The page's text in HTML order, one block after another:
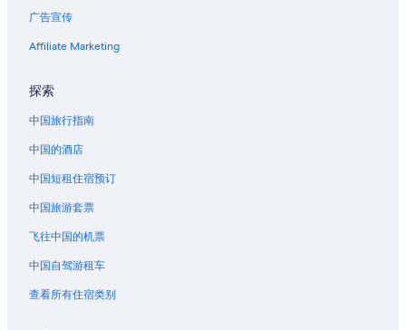
广告宣传
Affiliate Marketing
探索
中国旅行指南
中国的酒店
中国短租住宿预订
中国旅游套票
飞往中国的机票
中国自驾游租车
查看所有住宿类别